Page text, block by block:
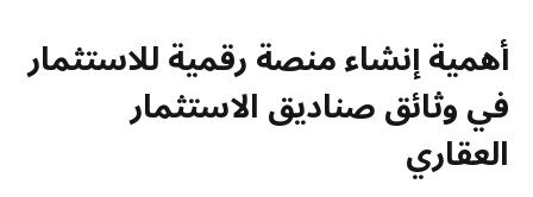
أهمية إنشاء منصة رقمية للاستثمار
في وثائق صناديق الاستثمار
العقاري